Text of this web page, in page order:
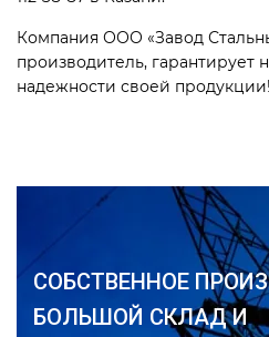
Компания ООО «Завод
производитель,
надежности своей продукции!
СОБСТВЕННОЕ
БОЛЬШОЙ СКЛАД И